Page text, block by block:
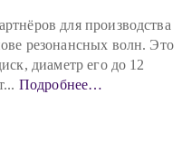
для производства
резонансных волн. Это
диаметр его до 12
Подробнее…